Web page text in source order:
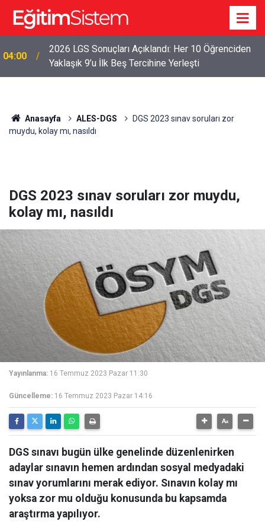
04:00
2026 LGS Sonuçları Açıklandı: Her 10 Öğrenciden
Yaklaşık 9’u İlk Beş Tercihine Yerleşti
Anasayfa ALES-DGS
DGS 2023 sınav soruları zor
muydu, kolay mı, nasıldı
DGS 2023 sınav soruları zor muydu,
kolay mı, nasıldı
Yayınlanma: 16 Temmuz 2023 Pazar 11:30
Güncelleme: 16 Temmuz 2023 Pazar 14:16
DGS sınavı bugün ülke genelinde düzenlenirken
adaylar sınavın hemen ardından sosyal medyadaki
sınav yorumlarını merak ediyor. Sınavın kolay mı
yoksa zor mu olduğu konusunda bu kapsamda
araştırma yapılıyor.